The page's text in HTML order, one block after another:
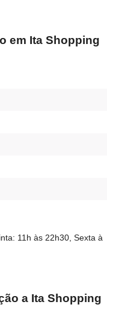
em Ita Shopping
11h às 22h30, Sexta à
a Ita Shopping